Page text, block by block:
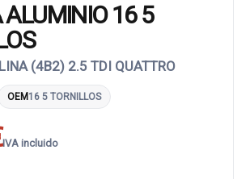
16 5
(4B2) 2.5 TDI QUATTRO
OEM16 5 TORNILLOS
IVA incluido